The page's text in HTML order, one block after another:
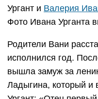
Ургант и Валерия
Фото Ивана Урганта
Родители Вани
исполнился год.
вышла замуж за
Ладыгина, который и